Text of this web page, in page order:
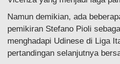
Namun demikian, ada
pemikiran Stefano Pioli
menghadapi Udinese di Liga
pertandingan selanjutnya